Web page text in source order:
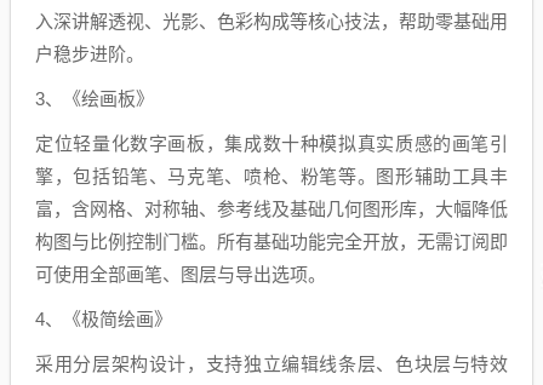
入深讲解透视、光影、色彩构成等核心技法，帮助零基础用
户稳步进阶。
3、《绘画板》
定位轻量化数字画板，集成数十种模拟真实质感的画笔引
擎，包括铅笔、马克笔、喷枪、粉笔等。图形辅助工具丰
富，含网格、对称轴、参考线及基础几何图形库，大幅降低
构图与比例控制门槛。所有基础功能完全开放，无需订阅即
可使用全部画笔、图层与导出选项。
4、《极简绘画》
采用分层架构设计，支持独立编辑线条层、色块层与特效